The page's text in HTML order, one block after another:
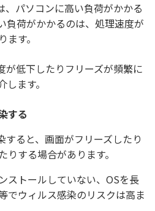
、パソコンに高い負荷がかかる
負荷がかかるのは、処理速度が
す。
が低下したりフリーズが頻繁に
ます。
する
すると、画面がフリーズしたり
する場合があります。
ストールしていない、OSを長
でウィルス感染のリスクは高ま